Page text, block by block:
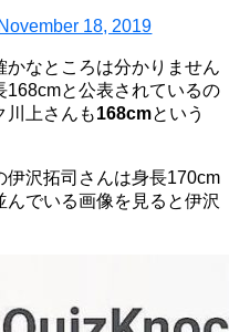
November 18, 2019
かなところは分かりません
168cmと公表されているの
川上さんも168cmという
伊沢拓司さんは身長170cm
でいる画像を見ると伊沢